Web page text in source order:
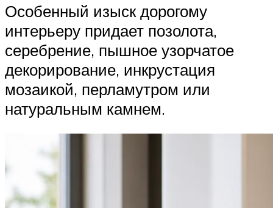
Особенный изыск дорогому
интерьеру придает позолота,
серебрение, пышное узорчатое
декорирование, инкрустация
мозаикой, перламутром или
натуральным камнем.